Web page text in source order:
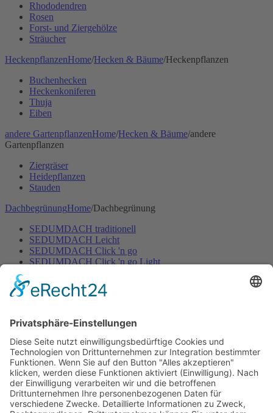
Rhododendren
Rosen
Forst- und Ziergehölze
Sträucher
HeckenpflanzenHome/Hecken & Bäume/Heckenpflanzen
Buchenhecken
Heckenkoniferen
Thuja
Eiben
andere GartenpflanzenHome/Hecken & Bäume/andere
Gartenpflanzen
Ziergräser
Heidepflanzen
Stauden
DachbegrünungHome/Dachbegrünung
SEDUMDACH traditionell
SEDUMDACH Leicht
SEDUMDACH Click 'n go
SEDUMDACH Click 'n go Light
Biodiversitätsdach Leicht
Rasen
Hecken & Beete
Zubehör Bewässerung
MähroboterHome/Mähroboter
Mähroboter mit Begrenzungskabel
Mähroboter ohne Begrenzungskabel
Zubehör für Mähroboter